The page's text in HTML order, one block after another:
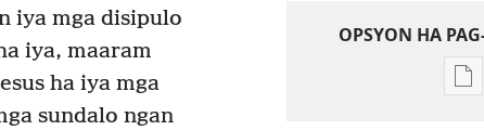
iya mga disipulo
iya, maaram
ha iya mga
sundalo ngan
OPSYON HA